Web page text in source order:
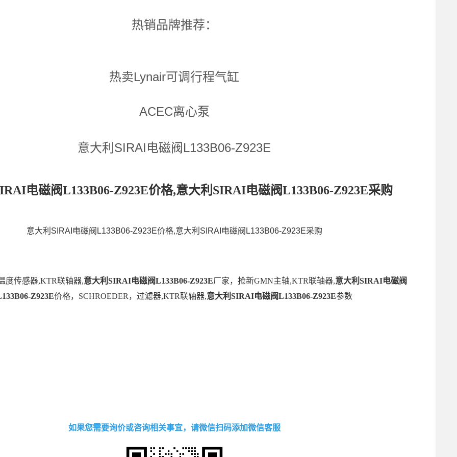
热销品牌推荐：
热卖Lynair可调行程气缸
ACEC离心泵
意大利SIRAI电磁阀L133B06-Z923E
电磁阀L133B06-Z923E价格,意大利SIRAI电磁阀L133B06-Z923E采购
意大利SIRAI电磁阀L133B06-Z923E价格,意大利SIRAI电磁阀L133B06-Z923E采购
度传感器,KTR联轴器,意大利SIRAI电磁阀L133B06-Z923E厂家，抢新GMN主轴,KTR联轴器,意大利SIRAI电磁阀
Z923E价格，SCHROEDER，过滤器,KTR联轴器,意大利SIRAI电磁阀L133B06-Z923E参数
如果您需要询价或咨询相关事宜，请微信扫码添加微信客服